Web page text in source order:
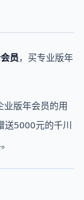
员，买专业版年
版年会员的用
送5000元的千川